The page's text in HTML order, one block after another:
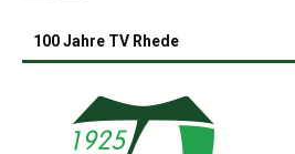
100 Jahre TV Rhede